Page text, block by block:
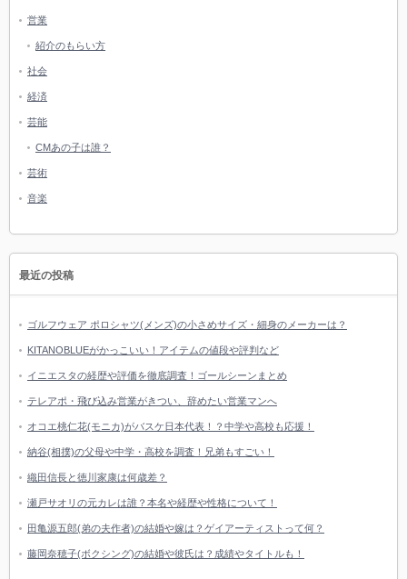
営業
紹介のもらい方
社会
経済
芸能
CMあの子は誰？
芸術
音楽
最近の投稿
ゴルフウェア ポロシャツ(メンズ)の小さめサイズ・細身のメーカーは？
KITANOBLUEがかっこいい！アイテムの値段や評判など
イニエスタの経歴や評価を徹底調査！ゴールシーンまとめ
テレアポ・飛び込み営業がきつい、辞めたい営業マンへ
オコエ桃仁花(モニカ)がバスケ日本代表！？中学や高校も応援！
納谷(相撲)の父母や中学・高校を調査！兄弟もすごい！
織田信長と徳川家康は何歳差？
瀬戸サオリの元カレは誰？本名や経歴や性格について！
田亀源五郎(弟の夫作者)の結婚や嫁は？ゲイアーティストって何？
藤岡奈穂子(ボクシング)の結婚や彼氏は？成績やタイトルも！